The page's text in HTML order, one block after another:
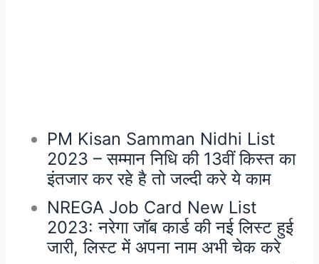
PM Kisan Samman Nidhi List
2023 – सम्मान निधि की 13वीं किस्त का
इंतजार कर रहे है तो जल्दी करे ये काम
NREGA Job Card New List
2023: नरेगा जॉब कार्ड की नई लिस्ट हुई
जारी, लिस्ट में अपना नाम अभी चेक करे